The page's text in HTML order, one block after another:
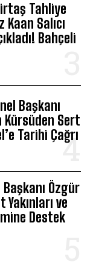
Tahliye
Salıcı
Bahçeli
Başkanı
Kürsüden Sert
Tarihi Çağrı
Özgür
Yakınları ve
Destek